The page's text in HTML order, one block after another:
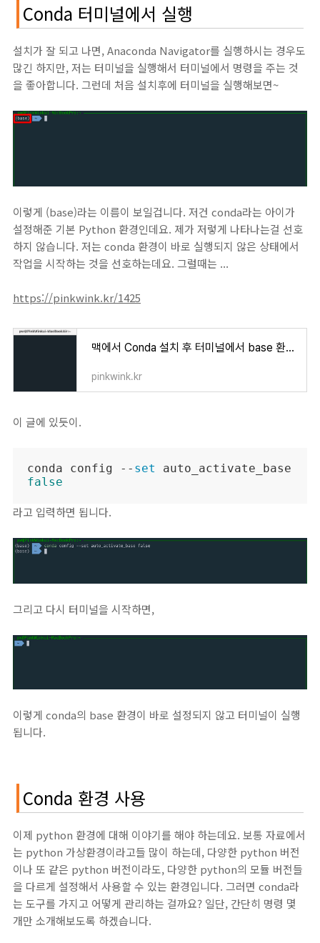
Conda 터미널에서 실행
설치가 잘 되고 나면, Anaconda Navigator를 실행하시는 경우도
많긴 하지만, 저는 터미널을 실행해서 터미널에서 명령을 주는 것
을 좋아합니다. 그런데 처음 설치후에 터미널을 실행해보면~
이렇게 (base)라는 이름이 보일겁니다. 저건 conda라는 아이가
설정해준 기본 Python 환경인데요. 제가 저렇게 나타나는걸 선호
하지 않습니다. 저는 conda 환경이 바로 실행되지 않은 상태에서
작업을 시작하는 것을 선호하는데요. 그럴때는 ...
https://pinkwink.kr/1425
맥에서 Conda 설치 후 터미널에서 base 환경 자동 진입 해제
pinkwink.kr
이 글에 있듯이.
conda config -- set
false
라고 입력하면 됩니다.
그리고 다시 터미널을 시작하면,
이렇게 conda의 base 환경이 바로 설정되지 않고 터미널이 실행
됩니다.
Conda 환경 사용
이제 python 환경에 대해 이야기를 해야 하는데요. 보통 자료에서
는 python 가상환경이라고들 많이 하는데, 다양한 python 버전
이나 또 같은 python 버전이라도, 다양한 python의 모듈 버전들
을 다르게 설정해서 사용할 수 있는 환경입니다. 그러면 conda라
는 도구를 가지고 어떻게 관리하는 걸까요? 일단, 간단히 명령 몇
개만 소개해보도록 하겠습니다.